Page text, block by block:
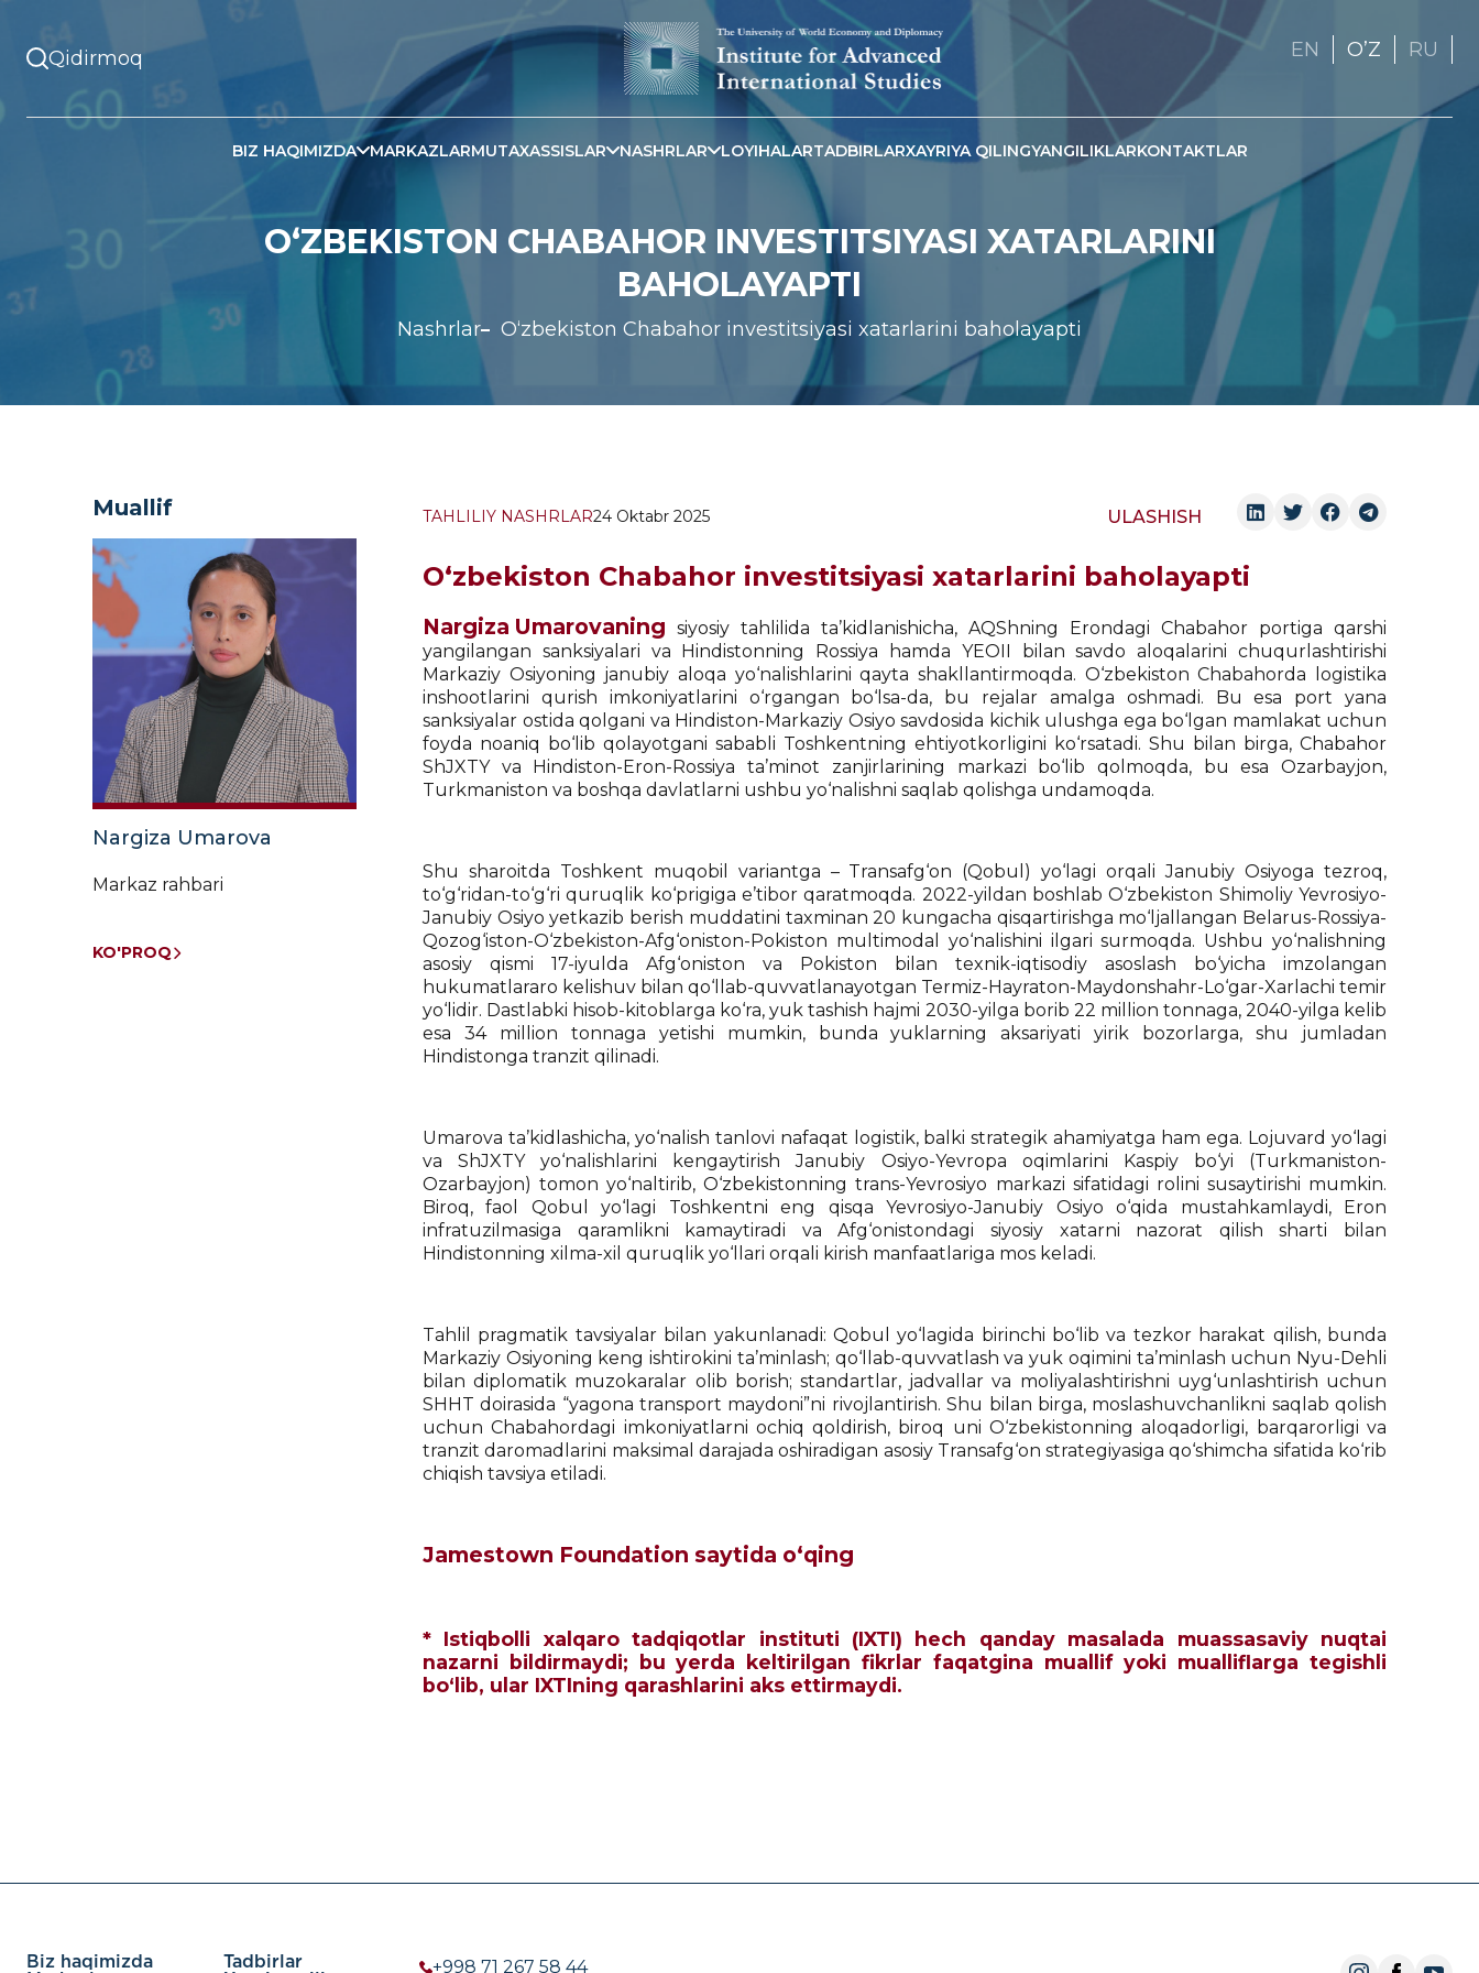
EN OʼZ RU
BIZ HAQIMIZDA MARKAZLARMUTAXASSISLAR NASHRLAR LOYIHALARTADBIRLARXAYRIYA QILINGYANGILIKLARKONTAKTLAR
O‘ZBEKISTON CHABAHOR INVESTITSIYASI XATARLARINI
BAHOLAYAPTI
Nashrlar O‘zbekiston Chabahor investitsiyasi xatarlarini baholayapti
Muallif
Nargiza Umarova
Markaz rahbari
KO'PROQ
TAHLILIY NASHRLAR24 Oktabr 2025 ULASHISH
O‘zbekiston Chabahor investitsiyasi xatarlarini baholayapti
Nargiza Umarovaning siyosiy tahlilida ta’kidlanishicha, AQShning Erondagi Chabahor portiga qarshi
yangilangan sanksiyalari va Hindistonning Rossiya hamda YEOII bilan savdo aloqalarini chuqurlashtirishi
Markaziy Osiyoning janubiy aloqa yo‘nalishlarini qayta shakllantirmoqda. O‘zbekiston Chabahorda logistika
inshootlarini qurish imkoniyatlarini o‘rgangan bo‘lsa-da, bu rejalar amalga oshmadi. Bu esa port yana
sanksiyalar ostida qolgani va Hindiston-Markaziy Osiyo savdosida kichik ulushga ega bo‘lgan mamlakat uchun
foyda noaniq bo‘lib qolayotgani sababli Toshkentning ehtiyotkorligini ko‘rsatadi. Shu bilan birga, Chabahor
ShJXTY va Hindiston-Eron-Rossiya ta’minot zanjirlarining markazi bo‘lib qolmoqda, bu esa Ozarbayjon,
Turkmaniston va boshqa davlatlarni ushbu yo‘nalishni saqlab qolishga undamoqda.
Shu sharoitda Toshkent muqobil variantga – Transafg‘on (Qobul) yo‘lagi orqali Janubiy Osiyoga tezroq,
to‘g‘ridan-to‘g‘ri quruqlik ko‘prigiga e’tibor qaratmoqda. 2022-yildan boshlab O‘zbekiston Shimoliy Yevrosiyo-
Janubiy Osiyo yetkazib berish muddatini taxminan 20 kungacha qisqartirishga mo‘ljallangan Belarus-Rossiya-
Qozog‘iston-O‘zbekiston-Afg‘oniston-Pokiston multimodal yo‘nalishini ilgari surmoqda. Ushbu yo‘nalishning
asosiy qismi 17-iyulda Afg‘oniston va Pokiston bilan texnik-iqtisodiy asoslash bo‘yicha imzolangan
hukumatlararo kelishuv bilan qo‘llab-quvvatlanayotgan Termiz-Hayraton-Maydonshahr-Lo‘gar-Xarlachi temir
yo‘lidir. Dastlabki hisob-kitoblarga ko‘ra, yuk tashish hajmi 2030-yilga borib 22 million tonnaga, 2040-yilga kelib
esa 34 million tonnaga yetishi mumkin, bunda yuklarning aksariyati yirik bozorlarga, shu jumladan
Hindistonga tranzit qilinadi.
Umarova ta’kidlashicha, yo‘nalish tanlovi nafaqat logistik, balki strategik ahamiyatga ham ega. Lojuvard yo‘lagi
va ShJXTY yo‘nalishlarini kengaytirish Janubiy Osiyo-Yevropa oqimlarini Kaspiy bo‘yi (Turkmaniston-
Ozarbayjon) tomon yo‘naltirib, O‘zbekistonning trans-Yevrosiyo markazi sifatidagi rolini susaytirishi mumkin.
Biroq, faol Qobul yo‘lagi Toshkentni eng qisqa Yevrosiyo-Janubiy Osiyo o‘qida mustahkamlaydi, Eron
infratuzilmasiga qaramlikni kamaytiradi va Afg‘onistondagi siyosiy xatarni nazorat qilish sharti bilan
Hindistonning xilma-xil quruqlik yo‘llari orqali kirish manfaatlariga mos keladi.
Tahlil pragmatik tavsiyalar bilan yakunlanadi: Qobul yo‘lagida birinchi bo‘lib va tezkor harakat qilish, bunda
Markaziy Osiyoning keng ishtirokini ta’minlash; qo‘llab-quvvatlash va yuk oqimini ta’minlash uchun Nyu-Dehli
bilan diplomatik muzokaralar olib borish; standartlar, jadvallar va moliyalashtirishni uyg‘unlashtirish uchun
SHHT doirasida “yagona transport maydoni”ni rivojlantirish. Shu bilan birga, moslashuvchanlikni saqlab qolish
uchun Chabahordagi imkoniyatlarni ochiq qoldirish, biroq uni O‘zbekistonning aloqadorligi, barqarorligi va
tranzit daromadlarini maksimal darajada oshiradigan asosiy Transafg‘on strategiyasiga qo‘shimcha sifatida ko‘rib
chiqish tavsiya etiladi.
Jamestown Foundation saytida o‘qing
* Istiqbolli xalqaro tadqiqotlar instituti (IXTI) hech qanday masalada muassasaviy nuqtai
nazarni bildirmaydi; bu yerda keltirilgan fikrlar faqatgina muallif yoki mualliflarga tegishli
bo‘lib, ular IXTIning qarashlarini aks ettirmaydi.
Biz haqimizda
Tadbirlar
+998 71 267 58 44